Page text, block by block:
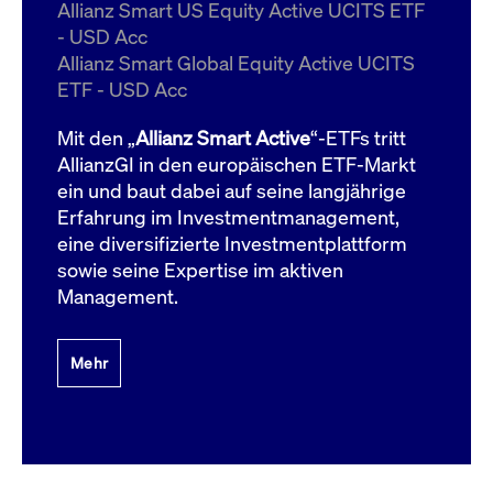
Allianz Smart US Equity Active UCITS ETF
- USD Acc
Allianz Smart Global Equity Active UCITS
ETF - USD Acc
Mit den „Allianz Smart Active“-ETFs tritt
AllianzGI in den europäischen ETF-Markt
ein und baut dabei auf seine langjährige
Erfahrung im Investmentmanagement,
eine diversifizierte Investmentplattform
sowie seine Expertise im aktiven
Management.
Mehr
ApplicationGatewayAffinityCORS
boerse.com
Domain
bis